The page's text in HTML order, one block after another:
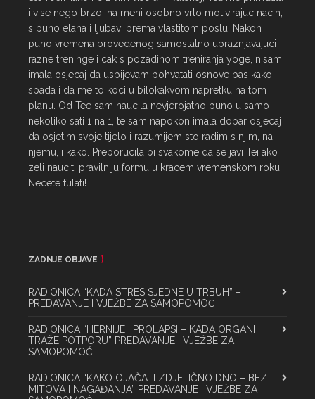
i vise nego brzo, na meni osobno vrlo motivirajuc nacin,
s puno elana i ljubavi prema vlastitom poslu. Nakon
puno vremena provedenog samostalno upraznjavajuci
razne treninge i cak s pozadinom treniranja yoge, nisam
imala osjecaj da uspijevam pohvatati osnove bas kako
spada i da me to koci u bilokakvom napretku na tom
planu. Od Tee sam naucila nevjerojatno puno u samo
nekoliko sati 1 na 1, te sam napokon imala dobar osjecaj
da osjetim svoje tijelo i razumijem sto radim s njim, na
njemu, i kako. Preporucila bi svakome da se javi Tei ako
zeli nauciti pravilniju formu u kracem vremenskom roku.
Necete fulati!
ZADNJE OBJAVE
RADIONICA “KADA STRES SJEDNE U TRBUH” –
PREDAVANJE I VJEŽBE ZA SAMOPOMOĆ
RADIONICA “HERNIJE I PROLAPSI – KADA ORGANI
TRAŽE POTPORU” PREDAVANJE I VJEŽBE ZA
SAMOPOMOĆ
RADIONICA “KAKO OJAČATI ZDJELIČNO DNO – BEZ
MITOVA I NAGAĐANJA” PREDAVANJE I VJEŽBE ZA